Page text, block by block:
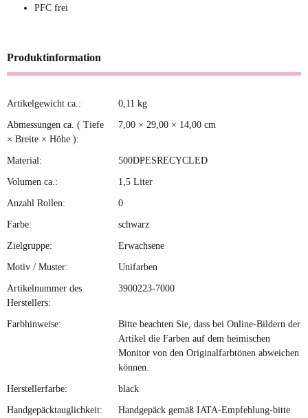
PFC frei
Produktinformation
Produkteigenschaft
Wert
Artikelgewicht ca.: 0,11 kg
Abmessungen ca. ( Tiefe
× Breite × Höhe ):
7,00 × 29,00 × 14,00 cm
Material: 500DPESRECYCLED
Volumen ca.: 1,5 Liter
Anzahl Rollen: 0
Farbe: schwarz
Zielgruppe: Erwachsene
Motiv / Muster: Unifarben
Artikelnummer des
Herstellers:
3900223-7000
Farbhinweise:
Bitte beachten Sie, dass bei Online-Bildern der
Artikel die Farben auf dem heimischen
Monitor von den Originalfarbtönen abweichen
können.
Herstellerfarbe: black
Handgepäcktauglichkeit:
Handgepäck gemäß IATA-Empfehlung-bitte